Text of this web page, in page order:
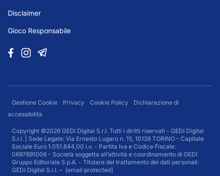
Disclaimer
Gioco Responsabile
Gestione Cookie Privacy Cookie Policy
Dichiarazione di
accessibilità
Copyright ©2026 GEDI Digital S.r.l. Tutti i diritti riservati - GEDI Digital
S.r.l. | Sede Legale: Via Ernesto Lugaro n. 15, 10126 TORINO - Capitale
Sociale Euro 1.051.844,00 i.v. - Partita Iva e Codice Fiscale:
0697891006 - Società soggetta all’attività e coordinamento di GEDI
Gruppo Editoriale S.p.A. - Titolare del trattamento dei dati personali:
GEDI Digital S.r.l. – [email protected]